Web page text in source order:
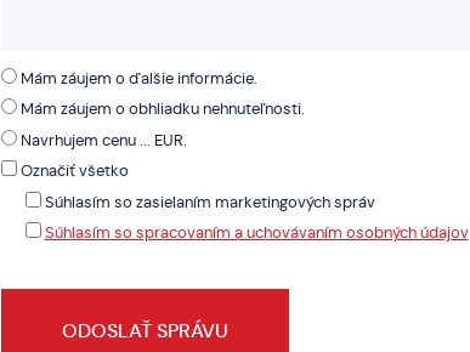
Mám záujem o ďalšie informácie.
Mám záujem o obhliadku nehnuteľnosti.
Navrhujem cenu ... EUR.
Označiť všetko
Súhlasím so zasielaním marketingových správ
Súhlasím so spracovaním a uchovávaním osobných údajov